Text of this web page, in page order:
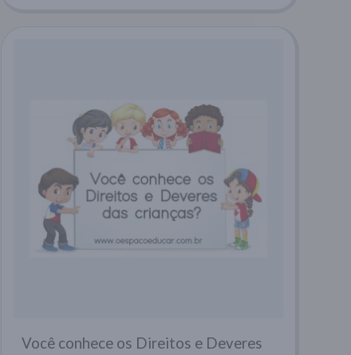
Você conhece os Direitos e Deveres